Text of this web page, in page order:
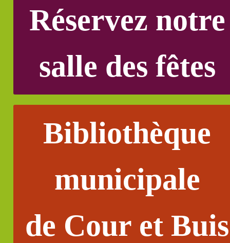
Réservez notre
salle des fêtes
Bibliothèque
municipale
de Cour et Buis